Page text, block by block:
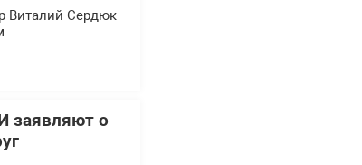
Виталий Сердюк
заявляют о